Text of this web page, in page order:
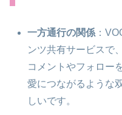
一方通行の関係 ：
ンツ共有サービスで
コメントやフォロー
愛につながるような
しいです。